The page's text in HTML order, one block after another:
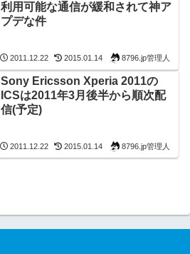
利用可能な通信が緩和されて神ア
プデな件
2011.12.22 2015.01.14 8796.jp管理人
Sony Ericsson Xperia 2011の
ICSは2011年3月後半から順次配
信(予定)
2011.12.22 2015.01.14 8796.jp管理人